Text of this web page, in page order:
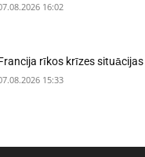
16:02
rīkos krīzes
15:33